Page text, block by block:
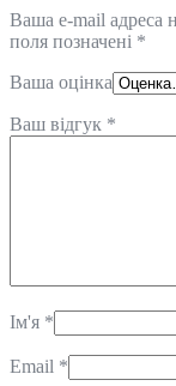
Ваша e-mail адреса
поля позначені *
Ваша оцінка
Ваш відгук *
Ім'я *
Email *